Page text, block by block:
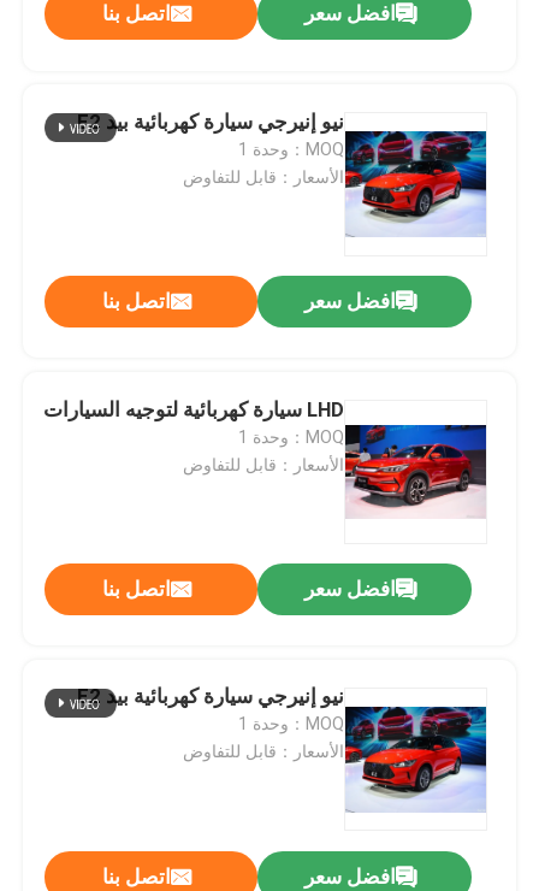
افضل سعر اتصل بنا
نيو إنيرجي سيارة كهربائية بيد E2
MOQ：وحدة 1
الأسعار：قابل للتفاوض
افضل سعر اتصل بنا
LHD سيارة كهربائية لتوجيه السيارات
MOQ：وحدة 1
الأسعار：قابل للتفاوض
افضل سعر اتصل بنا
نيو إنيرجي سيارة كهربائية بيد E2
MOQ：وحدة 1
الأسعار：قابل للتفاوض
افضل سعر اتصل بنا